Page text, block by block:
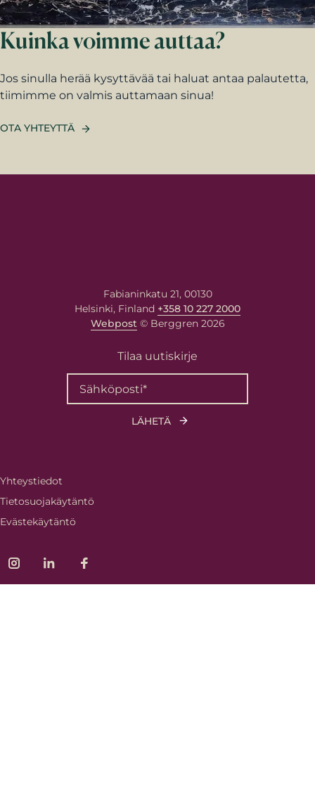
Kuinka voimme auttaa?
Jos sinulla herää kysyttävää tai haluat antaa palautetta,
tiimimme on valmis auttamaan sinua!
OTA YHTEYTTÄ
Fabianinkatu 21, 00130
Helsinki, Finland +358 10 227 2000
Webpost© Berggren 2026
Tilaa uutiskirje
Yhteystiedot
Tietosuojakäytäntö
Evästekäytäntö